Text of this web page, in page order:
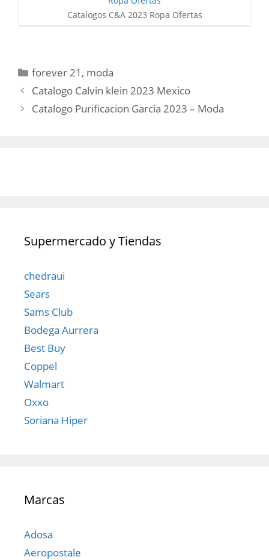
Catalogos C&A 2023 Ropa Ofertas
Categorías
forever 21 , moda
Catalogo Calvin klein 2023 Mexico
Catalogo Purificacion Garcia 2023 – Moda
Supermercado y Tiendas
chedraui
Sears
Sams Club
Bodega Aurrera
Best Buy
Coppel
Walmart
Oxxo
Soriana Hiper
Marcas
Adosa
Aeropostale